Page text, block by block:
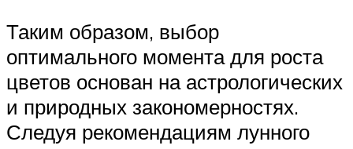
Таким образом, выбор
оптимального момента для роста
цветов основан на астрологических
и природных закономерностях.
Следуя рекомендациям лунного